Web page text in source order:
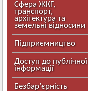
Сфера ЖКГ,
транспорт,
архітектура та
земельні відносини
Підприємництво
Доступ до публічної
інформації
Безбар’єрність